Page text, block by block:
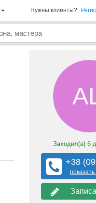
Нужны клиенты?
Заходил(а)6
+38